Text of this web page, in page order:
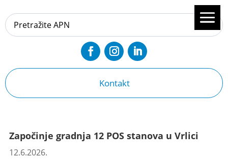
Kontakt
Započinje gradnja 12 POS stanova u Vrlici
12.6.2026.